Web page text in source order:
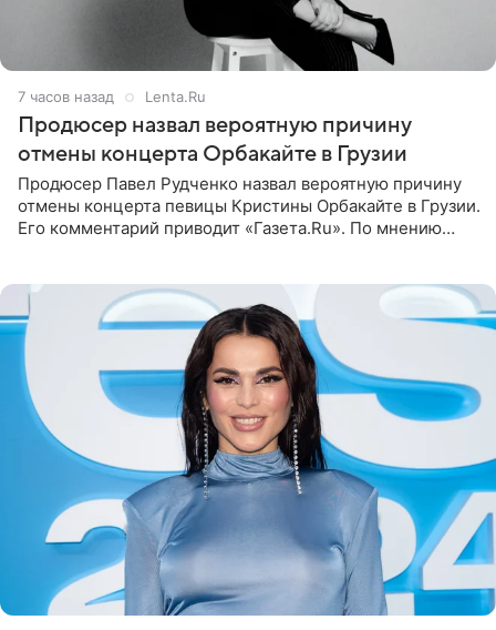
7 часов назад Lenta.Ru
Продюсер назвал вероятную причину
отмены концерта Орбакайте в Грузии
Продюсер Павел Рудченко назвал вероятную причину
отмены концерта певицы Кристины Орбакайте в Грузии.
Его комментарий приводит «Газета.Ru». По мнению